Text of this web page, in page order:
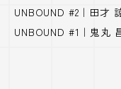
UNBOUND #2｜田才
UNBOUND #1｜鬼丸